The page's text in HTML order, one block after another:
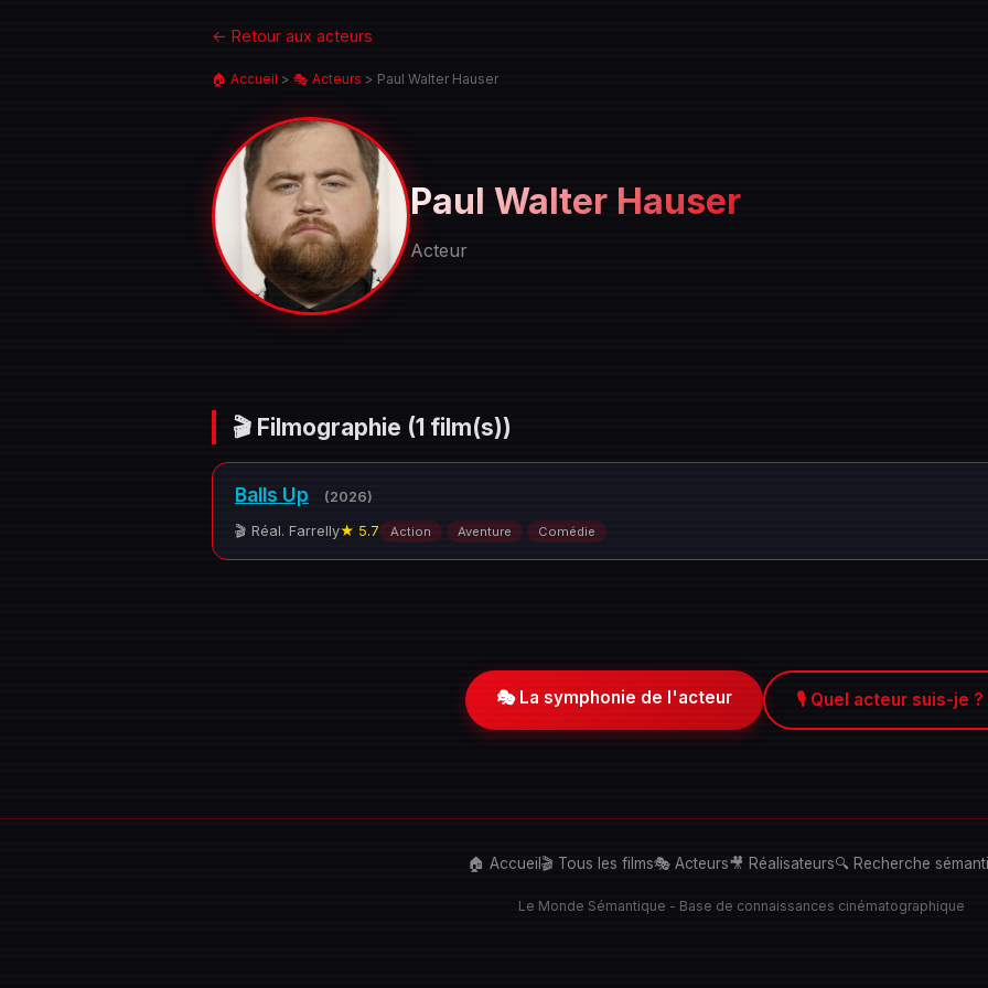
← Retour aux acteurs
🏠 Accueil > 🎭 Acteurs > Paul Walter Hauser
Walter
Hauser
Paul Walter Hauser
Acteur
🎬 Filmographie (1 film(s))
Balls Up (2026)
🎬 Réal. Farrelly★ 5.7 Action Aventure Comédie
🎭 La symphonie de l'acteur 🎙️ Quel acteur suis-je ?
🏠 Accueil 🎬 Tous les films🎭 Acteurs🎥 Réalisateurs🔍 Recherche
Le Monde Sémantique - Base de connaissances cinématographique